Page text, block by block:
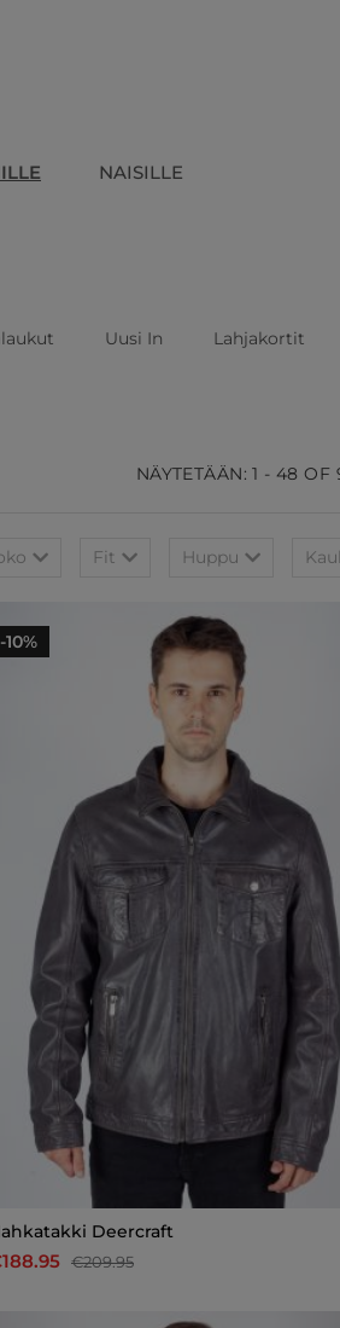
NAISILLE
Uusi In Lahjakortit
NÄYTETÄÄN: 1 - 48 OF
Fit Huppu
-10%
Deercraft
€209.95